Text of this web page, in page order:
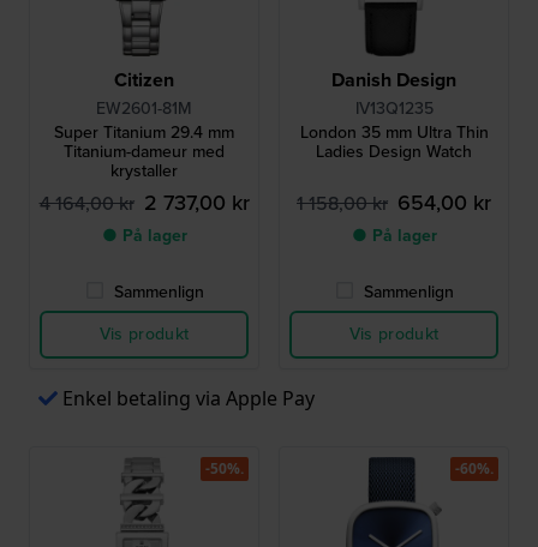
Citizen
EW2601-81M
Super Titanium 29.4 mm
Titanium-dameur med
krystaller
4 164,00 kr 2 737,00 kr
● På lager
Sammenlign
Vis produkt
Danish Design
IV13Q1235
London 35 mm Ultra Thin
Ladies Design Watch
1 158,00 kr 654,00 kr
● På lager
Sammenlign
Vis produkt
Enkel betaling via Apple Pay
-50%. -60%.